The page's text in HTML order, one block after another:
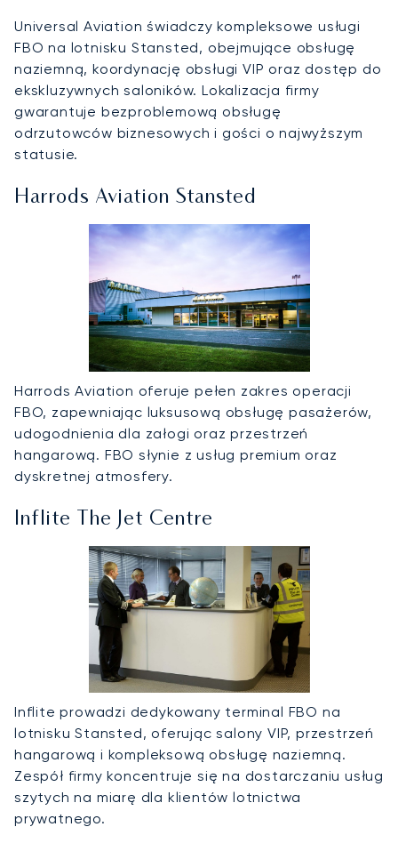
Universal Aviation świadczy kompleksowe usługi
FBO na lotnisku Stansted, obejmujące obsługę
naziemną, koordynację obsługi VIP oraz dostęp do
ekskluzywnych saloników. Lokalizacja firmy
gwarantuje bezproblemową obsługę
odrzutowców biznesowych i gości o najwyższym
statusie.
Harrods Aviation Stansted
Harrods Aviation oferuje pełen zakres operacji
FBO, zapewniając luksusową obsługę pasażerów,
udogodnienia dla załogi oraz przestrzeń
hangarową. FBO słynie z usług premium oraz
dyskretnej atmosfery.
Inflite The Jet Centre
Inflite prowadzi dedykowany terminal FBO na
lotnisku Stansted, oferując salony VIP, przestrzeń
hangarową i kompleksową obsługę naziemną.
Zespół firmy koncentruje się na dostarczaniu usług
szytych na miarę dla klientów lotnictwa
prywatnego.